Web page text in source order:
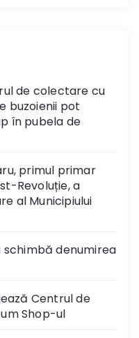
de colectare cu
buzoienii pot
în pubela de
primul primar
Revoluție, a
al Municipiului
schimbă denumirea
Centrul de
Shop-ul